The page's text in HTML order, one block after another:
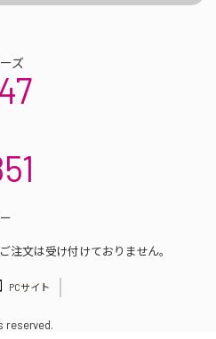
ズ
文は受け付けておりません。
PCサイト
reserved.